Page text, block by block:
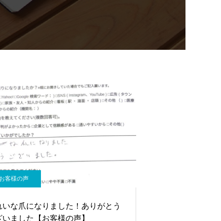
お客様の声
いな爪になりました！ありがとう
いました【お客様の声】